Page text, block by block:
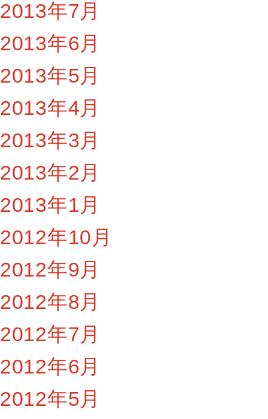
2013年7月
2013年6月
2013年5月
2013年4月
2013年3月
2013年2月
2013年1月
2012年10月
2012年9月
2012年8月
2012年7月
2012年6月
2012年5月